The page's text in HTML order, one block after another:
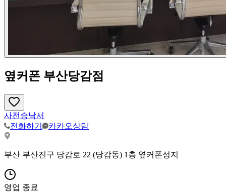
옆커폰 부산당감점
사전승낙서
전화하기
카카오상담
부산 부산진구 당감로 22 (당감동) 1층 옆커폰성지
영업 종료